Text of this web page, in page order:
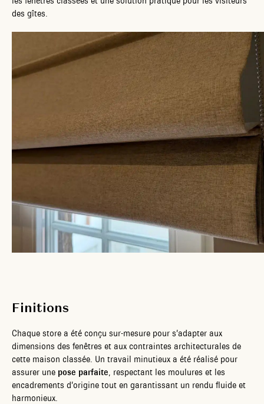
des gîtes.
Finitions
Chaque store a été conçu sur-mesure pour s’adapter aux
dimensions des fenêtres et aux contraintes architecturales de
cette maison classée. Un travail minutieux a été réalisé pour
assurer une pose parfaite , respectant les moulures et les
encadrements d’origine tout en garantissant un rendu fluide et
harmonieux.